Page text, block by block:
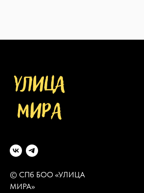
© СПб БОО «УЛИЦА
МИРА»